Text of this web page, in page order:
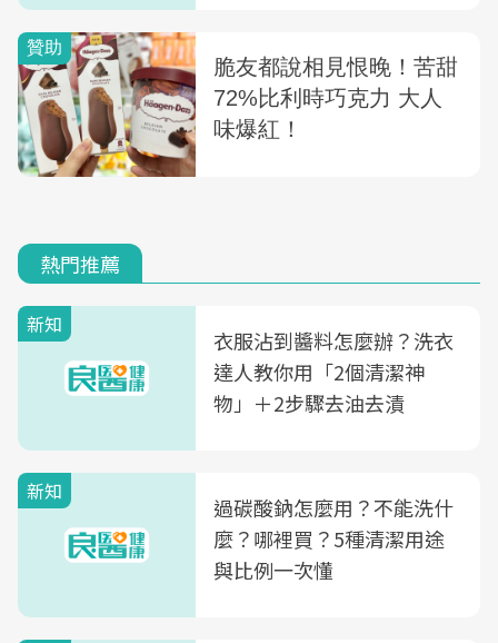
熱門推薦
新知
衣服沾到醬料怎麼辦？洗衣
達人教你用「2個清潔神
物」＋2步驟去油去漬
新知
過碳酸鈉怎麼用？不能洗什
麼？哪裡買？5種清潔用途
與比例一次懂